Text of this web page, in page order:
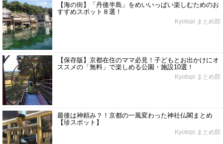
【海の街】「丹後半島」をめいいっぱい楽しむためのお
すすめスポット８選！
Kyotopi まとめ部
【保存版】京都在住のママ必見！子どもとお出かけにオ
ススメの「無料」で楽しめる公園・施設10選！
Kyotopi まとめ部
最後は神頼み？！京都の一風変わった神社仏閣まとめ
【珍スポット】
Kyotopi まとめ部